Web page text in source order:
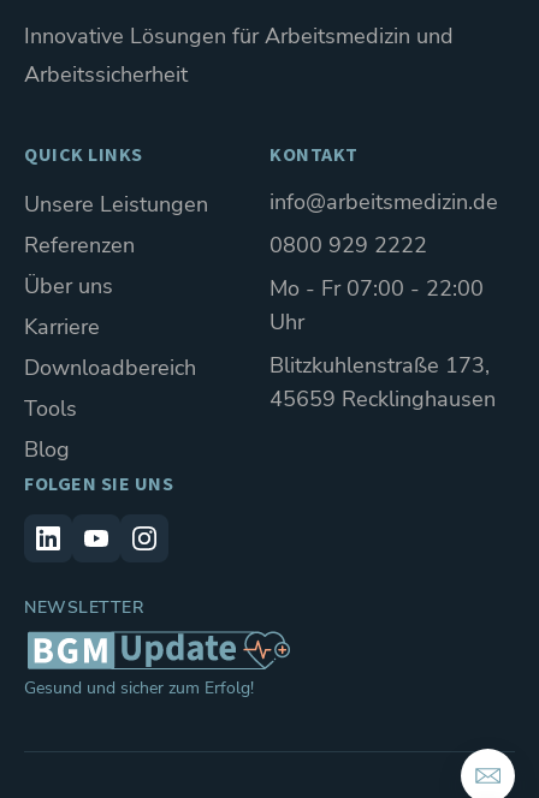
Innovative Lösungen für Arbeitsmedizin und
Arbeitssicherheit
QUICK LINKS
Unsere Leistungen
Referenzen
Über uns
Karriere
Downloadbereich
Tools
Blog
KONTAKT
info@arbeitsmedizin.de
0800 929 2222
Mo - Fr 07:00 - 22:00
Uhr
Blitzkuhlenstraße 173,
45659 Recklinghausen
FOLGEN SIE UNS
NEWSLETTER
Gesund und sicher zum Erfolg!